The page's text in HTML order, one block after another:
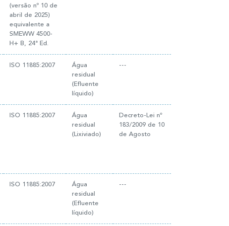
(versão nº 10 de
abril de 2025)
equivalente a
SMEWW 4500-
H+ B, 24ª Ed.
ISO 11885:2007
Água
residual
(Efluente
líquido)
---
ISO 11885:2007
Água
residual
(Lixiviado)
Decreto-Lei nº
183/2009 de 10
de Agosto
ISO 11885:2007
Água
residual
(Efluente
líquido)
---